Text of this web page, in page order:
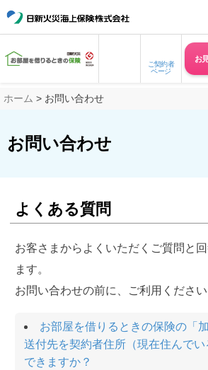
ご契約者
ページ
お
ホーム > お問い合わせ
お問い合わせ
よくある質問
お客さまからよくいただくご質問と
ます。
お問い合わせの前に、ご利用ください
お部屋を借りるときの保険の「
送付先を契約者住所（現在住んでい
できますか？